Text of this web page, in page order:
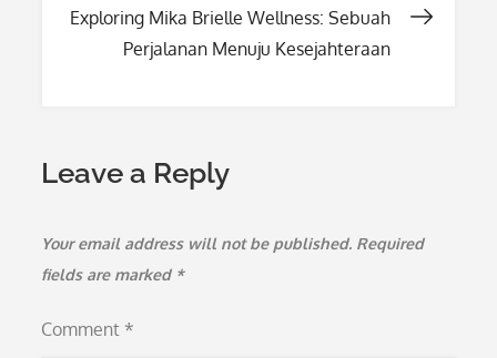
Exploring Mika Brielle Wellness: Sebuah
Perjalanan Menuju Kesejahteraan
Leave a Reply
Your email address will not be published. Required
fields are marked *
Comment *